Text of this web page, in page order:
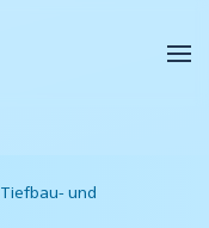
Tiefbau- und